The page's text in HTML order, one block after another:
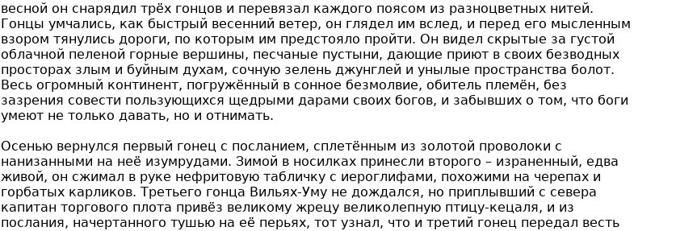
весной он снарядил трёх гонцов и перевязал каждого поясом из разноцветных нитей.
Гонцы умчались, как быстрый весенний ветер, он глядел им вслед, и перед его мысленным
взором тянулись дороги, по которым им предстояло пройти. Он видел скрытые за густой
облачной пеленой горные вершины, песчаные пустыни, дающие приют в своих безводных
просторах злым и буйным духам, сочную зелень джунглей и унылые пространства болот.
Весь огромный континент, погружённый в сонное безмолвие, обитель племён, без
зазрения совести пользующихся щедрыми дарами своих богов, и забывших о том, что боги
умеют не только давать, но и отнимать.
Осенью вернулся первый гонец с посланием, сплетённым из золотой проволоки с
нанизанными на неё изумрудами. Зимой в носилках принесли второго – израненный, едва
живой, он сжимал в руке нефритовую табличку с иероглифами, похожими на черепах и
горбатых карликов. Третьего гонца Вильях-Уму не дождался, но приплывший с севера
капитан торгового плота привёз великому жрецу великолепную птицу-кецаля, и из
послания, начертанного тушью на её перьях, тот узнал, что и третий гонец передал весть